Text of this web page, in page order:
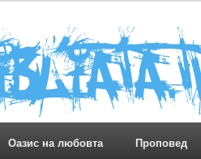
Оазис на любовта Проповед